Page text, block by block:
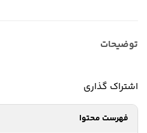
توضیحات
اشتراک گذاری
فهرست محتوا